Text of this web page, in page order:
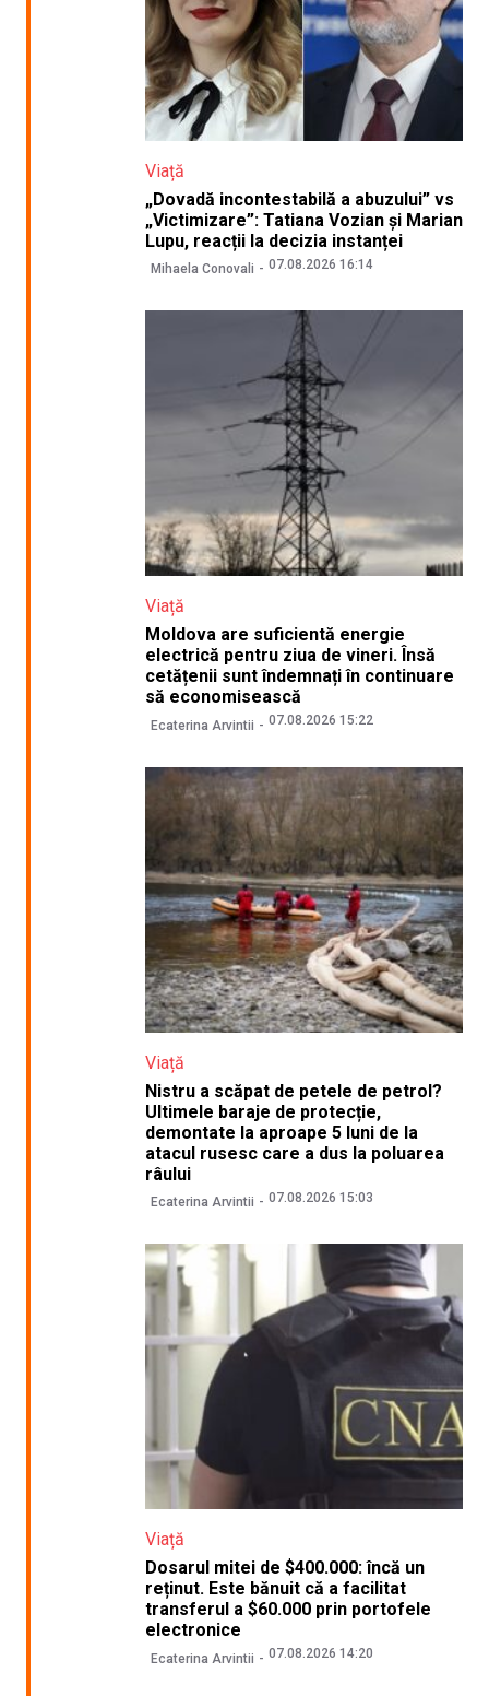
Viață
„Dovadă incontestabilă a abuzului” vs
„Victimizare”: Tatiana Vozian și Marian
Lupu, reacții la decizia instanței
Mihaela Conovali 07.08.2026 16:14
Viață
Moldova are suficientă energie
electrică pentru ziua de vineri. Însă
cetățenii sunt îndemnați în continuare
să economisească
Ecaterina Arvintii 07.08.2026 15:22
Viață
Nistru a scăpat de petele de petrol?
Ultimele baraje de protecție,
demontate la aproape 5 luni de la
atacul rusesc care a dus la poluarea
râului
Ecaterina Arvintii 07.08.2026 15:03
Viață
Dosarul mitei de $400.000: încă un
reținut. Este bănuit că a facilitat
transferul a $60.000 prin portofele
electronice
Ecaterina Arvintii 07.08.2026 14:20